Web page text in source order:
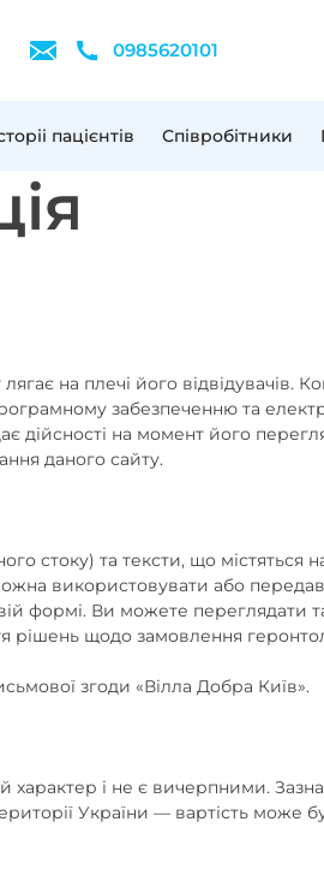
0985620101
пацієнтів Співробітники
на плечі його відвідувачів.
забезпеченню та
дійсності на момент його
даного сайту.
стоку) та тексти, що містяться
використовувати або
формі. Ви можете переглядати
щодо замовлення
згоди «Вілла Добра Київ».
характер і не є вичерпними.
України — вартість може